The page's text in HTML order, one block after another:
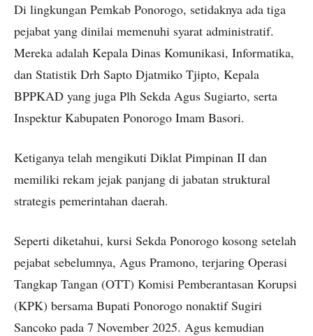
Di lingkungan Pemkab Ponorogo, setidaknya ada tiga
pejabat yang dinilai memenuhi syarat administratif.
Mereka adalah Kepala Dinas Komunikasi, Informatika,
dan Statistik Drh Sapto Djatmiko Tjipto, Kepala
BPPKAD yang juga Plh Sekda Agus Sugiarto, serta
Inspektur Kabupaten Ponorogo Imam Basori.
Ketiganya telah mengikuti Diklat Pimpinan II dan
memiliki rekam jejak panjang di jabatan struktural
strategis pemerintahan daerah.
Seperti diketahui, kursi Sekda Ponorogo kosong setelah
pejabat sebelumnya, Agus Pramono, terjaring Operasi
Tangkap Tangan (OTT) Komisi Pemberantasan Korupsi
(KPK) bersama Bupati Ponorogo nonaktif Sugiri
Sancoko pada 7 November 2025. Agus kemudian